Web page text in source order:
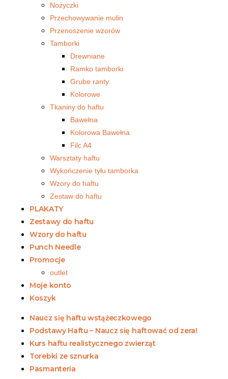
Nożyczki
Przechowywanie mulin
Przenoszenie wzorów
Tamborki
Drewniane
Ramko tamborki
Grube ranty
Kolorowe
Tkaniny do haftu
Bawełna
Kolorowa Bawełna
Filc A4
Warsztaty haftu
Wykończenie tyłu tamborka
Wzory do haftu
Zestaw do haftu
PLAKATY
Zestawy do haftu
Wzory do haftu
Punch Needle
Promocje
outlet
Moje konto
Koszyk
Naucz się haftu wstążeczkowego
Podstawy Haftu – Naucz się haftować od zera!
Kurs haftu realistycznego zwierząt
Torebki ze sznurka
Pasmanteria